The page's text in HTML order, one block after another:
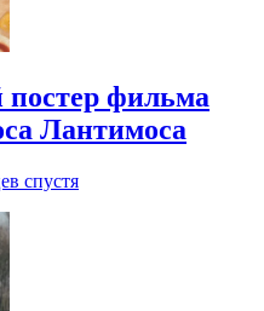
фильма
Лантимоса
спустя